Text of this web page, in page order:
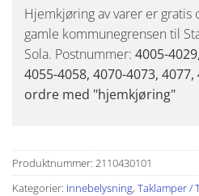
Hjemkjøring av varer er
gamle kommunegrensen til
Sola. Postnummer: 4005-
4055-4058, 4070-4073,
ordre med "hjemkjøring"
Produktnummer: 2110430101
Kategorier: Innebelysning, Taklamper /